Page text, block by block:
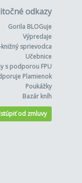
odkazy
Gorila BLOGuje
Výpredaje
knižný sprievodca
Učebnice
s podporou FPU
Plamienok
Poukážky
Bazár kníh
od zmluvy